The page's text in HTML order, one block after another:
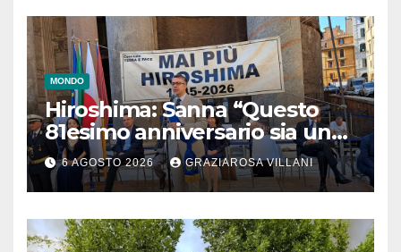
MONDO
Hiroshima: Sanna “Questo
81esimo anniversario sia un
monito per tutti”
6 AGOSTO 2026 GRAZIAROSA VILLANI